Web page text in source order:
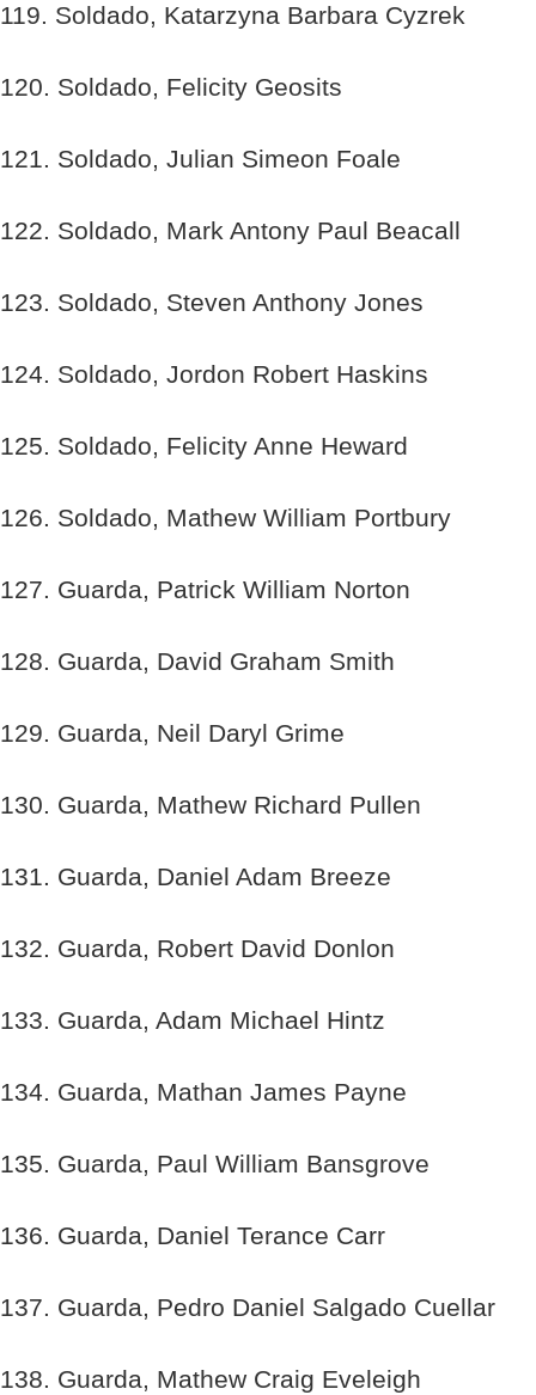
119. Soldado, Katarzyna Barbara Cyzrek
120. Soldado, Felicity Geosits
121. Soldado, Julian Simeon Foale
122. Soldado, Mark Antony Paul Beacall
123. Soldado, Steven Anthony Jones
124. Soldado, Jordon Robert Haskins
125. Soldado, Felicity Anne Heward
126. Soldado, Mathew William Portbury
127. Guarda, Patrick William Norton
128. Guarda, David Graham Smith
129. Guarda, Neil Daryl Grime
130. Guarda, Mathew Richard Pullen
131. Guarda, Daniel Adam Breeze
132. Guarda, Robert David Donlon
133. Guarda, Adam Michael Hintz
134. Guarda, Mathan James Payne
135. Guarda, Paul William Bansgrove
136. Guarda, Daniel Terance Carr
137. Guarda, Pedro Daniel Salgado Cuellar
138. Guarda, Mathew Craig Eveleigh